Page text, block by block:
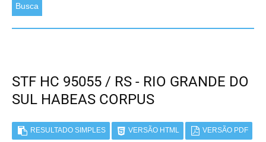
Busca
STF HC 95055 / RS - RIO GRANDE DO
SUL HABEAS CORPUS
RESULTADO SIMPLES VERSÃO HTML VERSÃO PDF